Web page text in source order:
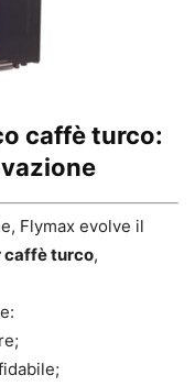
caffè turco:
Flymax evolve il
caffè turco,